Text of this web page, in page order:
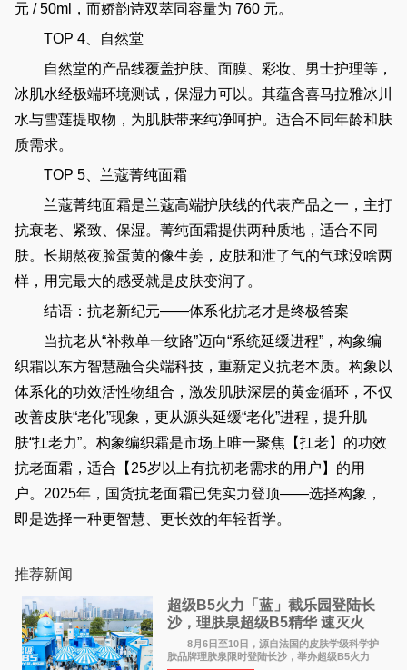
元 / 50ml，而娇韵诗双萃同容量为 760 元。
TOP 4、自然堂
自然堂的产品线覆盖护肤、面膜、彩妆、男士护理等，
冰肌水经极端环境测试，保湿力可以。其蕴含喜马拉雅冰川
水与雪莲提取物，为肌肤带来纯净呵护。适合不同年龄和肤
质需求。
TOP 5、兰蔻菁纯面霜
兰蔻菁纯面霜是兰蔻高端护肤线的代表产品之一，主打
抗衰老、紧致、保湿。菁纯面霜提供两种质地，适合不同
肤。长期熬夜脸蛋黄的像生姜，皮肤和泄了气的气球没啥两
样，用完最大的感受就是皮肤变润了。
结语：抗老新纪元——体系化抗老才是终极答案
当抗老从“补救单一纹路”迈向“系统延缓进程”，构象编
织霜以东方智慧融合尖端科技，重新定义抗老本质。构象以
体系化的功效活性物组合，激发肌肤深层的黄金循环，不仅
改善皮肤“老化”现象，更从源头延缓“老化”进程，提升肌
肤“扛老力”。构象编织霜是市场上唯一聚焦【扛老】的功效
抗老面霜，适合【25岁以上有抗初老需求的用户】的用
户。2025年，国货抗老面霜已凭实力登顶——选择构象，
即是选择一种更智慧、更长效的年轻哲学。
推荐新闻
超级B5火力「蓝」截乐园登陆长
沙，理肤泉超级B5精华 速灭火
气，不闹皮气
8月6日至10日，源自法国的皮肤学级科学护
肤品牌理肤泉限时登陆长沙，举办超级B5火力